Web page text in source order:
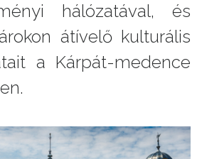
hálózatával, és
átívelő kulturális
a Kárpát-medence